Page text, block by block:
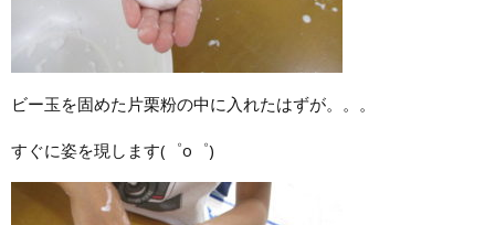
ビー玉を固めた片栗粉の中に入れたはずが。。。
すぐに姿を現します(゜o゜)